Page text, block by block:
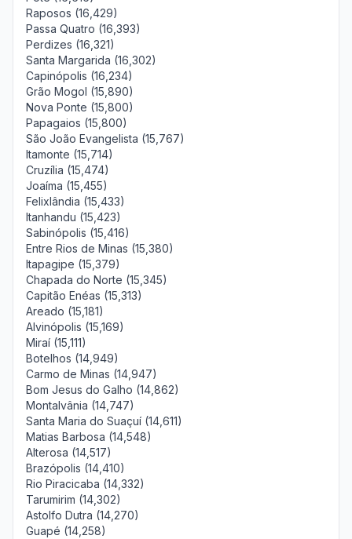
Raposos (16,429)
Passa Quatro (16,393)
Perdizes (16,321)
Santa Margarida (16,302)
Capinópolis (16,234)
Grão Mogol (15,890)
Nova Ponte (15,800)
Papagaios (15,800)
São João Evangelista (15,767)
Itamonte (15,714)
Cruzília (15,474)
Joaíma (15,455)
Felixlândia (15,433)
Itanhandu (15,423)
Sabinópolis (15,416)
Entre Rios de Minas (15,380)
Itapagipe (15,379)
Chapada do Norte (15,345)
Capitão Enéas (15,313)
Areado (15,181)
Alvinópolis (15,169)
Miraí (15,111)
Botelhos (14,949)
Carmo de Minas (14,947)
Bom Jesus do Galho (14,862)
Montalvânia (14,747)
Santa Maria do Suaçuí (14,611)
Matias Barbosa (14,548)
Alterosa (14,517)
Brazópolis (14,410)
Rio Piracicaba (14,332)
Tarumirim (14,302)
Astolfo Dutra (14,270)
Guapé (14,258)